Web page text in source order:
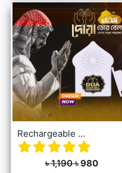
Rechargeable Dua Door Bell
৳ 1,190৳ 980